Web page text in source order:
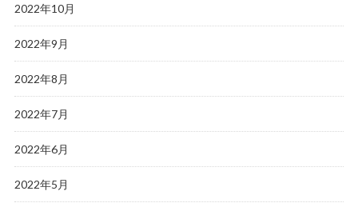
2022年10月
2022年9月
2022年8月
2022年7月
2022年6月
2022年5月